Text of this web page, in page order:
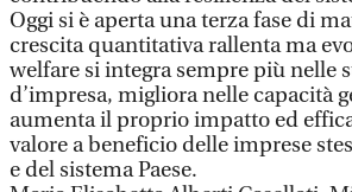
Oggi si è aperta una terza fase di
crescita quantitativa rallenta ma
welfare si integra sempre più nelle
d’impresa, migliora nelle capacità
aumenta il proprio impatto ed
valore a beneficio delle imprese
e del sistema Paese.